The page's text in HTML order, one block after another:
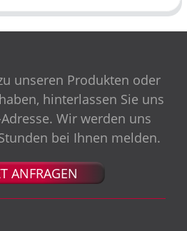
unseren Produkten oder
hinterlassen Sie uns
Wir werden uns
bei Ihnen melden.
ANFRAGEN